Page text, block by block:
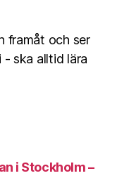
framåt och ser
ska alltid lära
i Stockholm –